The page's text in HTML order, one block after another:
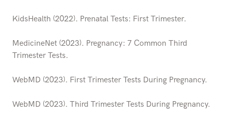
KidsHealth (2022). Prenatal Tests: First Trimester.
MedicineNet (2023). Pregnancy: 7 Common Third
Trimester Tests.
WebMD (2023). First Trimester Tests During Pregnancy.
WebMD (2023). Third Trimester Tests During Pregnancy.